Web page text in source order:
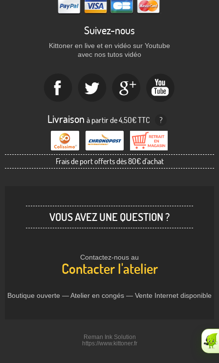
Suivez-nous
Kittoner en live et en vidéo sur Youtube
avec nos tutos vidéo
Livraison à partir de 4,50€ TTC ?
Frais de port offerts dès 80€ d'achat
VOUS AVEZ UNE QUESTION ?
Contactez-nous au
Contacter l'atelier
Boutique ouverte — Atelier en congés — Vente Internet disponible
Reman Ink Solution
https://www.kittoner.fr